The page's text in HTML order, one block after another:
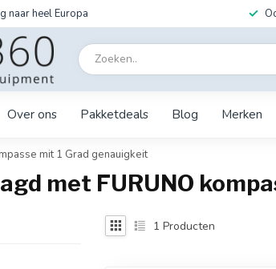
naar heel Europa
Over ons Pakketdeals Blog Merken
mit 1 Grad genauigkeit
met FURUNO
1 Producten